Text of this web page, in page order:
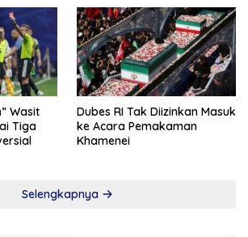
Wasit
Tiga
Dubes RI Tak Diizinkan Masuk
ke Acara Pemakaman
Khamenei
Selengkapnya